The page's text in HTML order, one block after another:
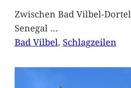
Zwischen Bad Vilbel-
Senegal …
Bad Vilbel, Schlagzeilen